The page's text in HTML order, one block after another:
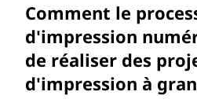
Comment le
d'impression
de réaliser des
d'impression à